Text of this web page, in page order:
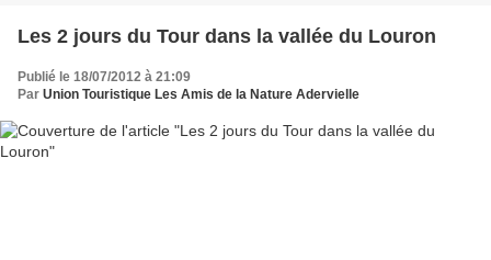
Les 2 jours du Tour dans la vallée du Louron
Publié le 18/07/2012 à 21:09
Par Union Touristique Les Amis de la Nature Adervielle